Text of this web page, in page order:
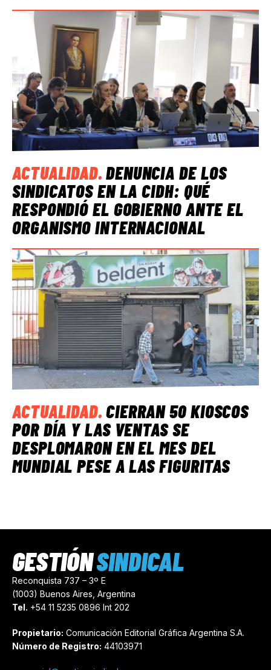
ACTUALIDAD.DENUNCIA DE LOS
SINDICATOS EN LA CIDH: QUÉ
RESPONDIÓ EL GOBIERNO ANTE EL
ORGANISMO INTERNACIONAL
ACTUALIDAD.CIERRAN 50 KIOSCOS
POR DÍA Y LAS VENTAS SE
DESPLOMARON EN EL MES DEL
MUNDIAL PESE A LAS FIGURITAS
Reconquista 737 – 3º E
(1003) Buenos Aires, Argentina
Tel. +54 11 5235 0896 Int 202
Propietario: Comunicación Editorial Gráfica Argentina S.A.
Número de Registro: 44103971
GESTIÓNSINDICAL